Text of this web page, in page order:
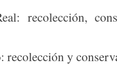
recolección,
recolección y